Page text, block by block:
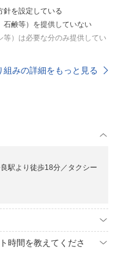
針を設定している
石鹸等）を提供していない
等）は必要な分のみ提供してい
組みの詳細をもっと見る
駅より徒歩18分／タクシー
時間を教えてくださ